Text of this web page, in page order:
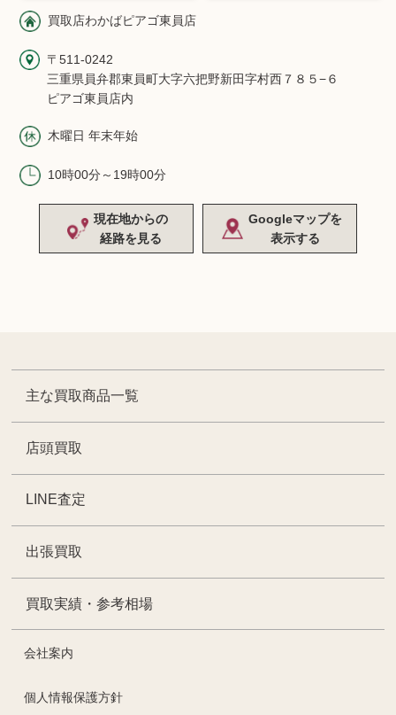
買取店わかばピアゴ東員店
〒511-0242
三重県員弁郡東員町大字六把野新田字村西７８５−６
ピアゴ東員店内
木曜日 年末年始
10時00分～19時00分
現在地からの
経路を見る
Googleマップを
表示する
主な買取商品一覧
店頭買取
LINE査定
出張買取
買取実績・参考相場
会社案内
個人情報保護方針